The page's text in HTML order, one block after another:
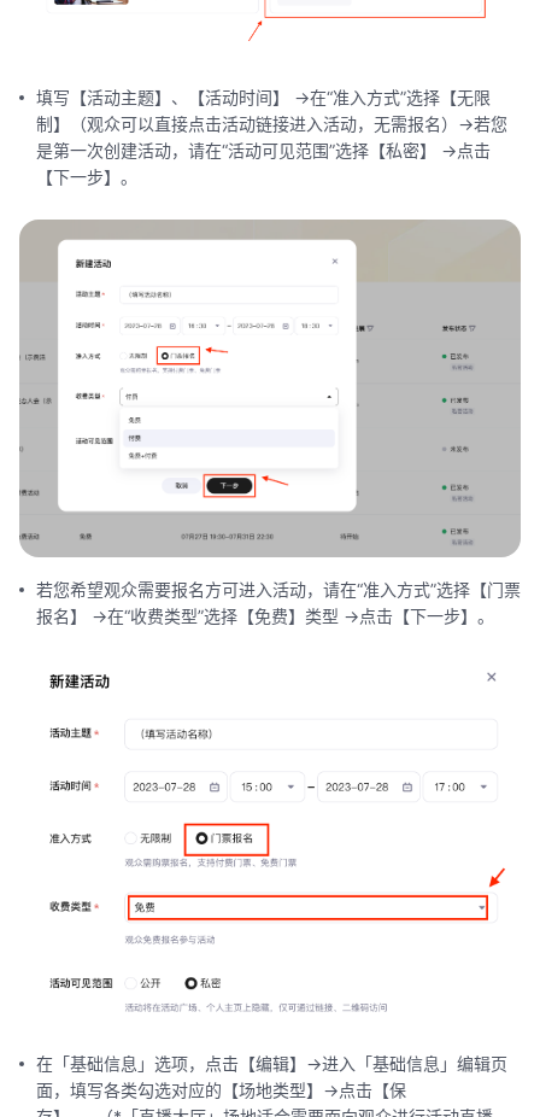
填写【活动主题】、【活动时间】 ->在“准入方式”选择【无限
制】（观众可以直接点击活动链接进入活动，无需报名）->若您
是第一次创建活动，请在“活动可见范围”选择【私密】 ->点击
【下一步】。
若您希望观众需要报名方可进入活动，请在“准入方式”选择【门票
报名】 ->在“收费类型”选择【免费】类型 ->点击【下一步】。
在「基础信息」选项，点击【编辑】->进入「基础信息」编辑页
面，填写各类勾选对应的【场地类型】->点击【保